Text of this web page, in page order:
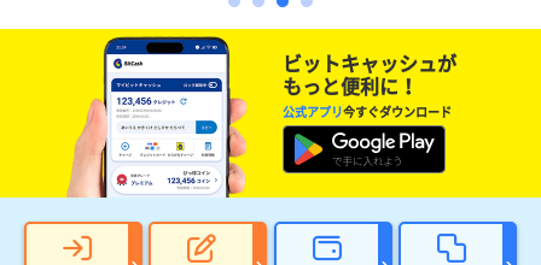
ビットキャッシュが
もっと便利に！
公式アプリ今すぐダウンロード